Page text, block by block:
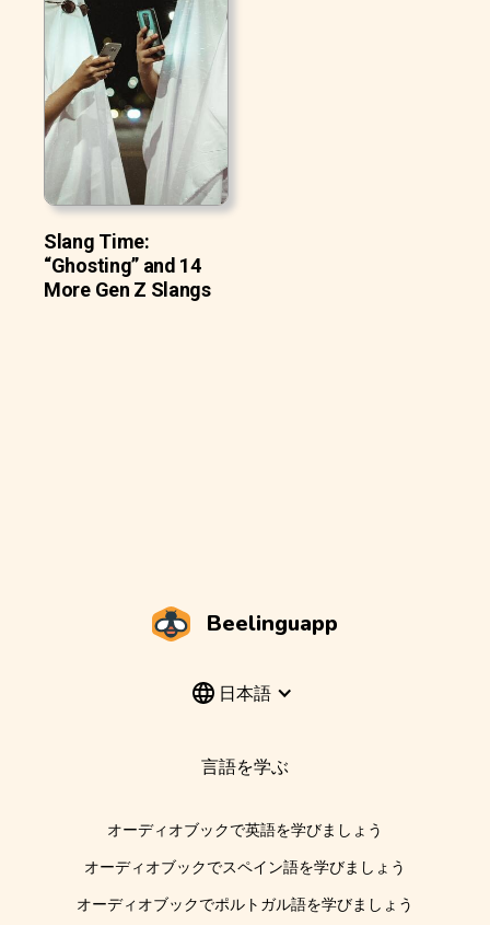
Slang Time:
“Ghosting” and 14
More Gen Z Slangs
Beelinguapp
日本語
言語を学ぶ
オーディオブックで英語を学びましょう
オーディオブックでスペイン語を学びましょう
オーディオブックでポルトガル語を学びましょう